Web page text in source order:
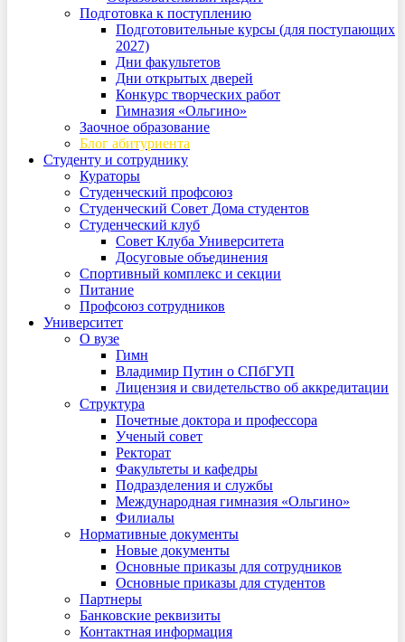
Подготовка к поступлению
Подготовительные курсы (для поступающих
2027)
Дни факультетов
Дни открытых дверей
Конкурс творческих работ
Гимназия «Ольгино»
Заочное образование
Блог абитуриента
Студенту и сотруднику
Кураторы
Студенческий профсоюз
Студенческий Совет Дома студентов
Студенческий клуб
Совет Клуба Университета
Досуговые объединения
Спортивный комплекс и секции
Питание
Профсоюз сотрудников
Университет
О вузе
Гимн
Владимир Путин о СПбГУП
Лицензия и свидетельство об аккредитации
Структура
Почетные доктора и профессора
Ученый совет
Ректорат
Факультеты и кафедры
Подразделения и службы
Международная гимназия «Ольгино»
Филиалы
Нормативные документы
Новые документы
Основные приказы для сотрудников
Основные приказы для студентов
Партнеры
Банковские реквизиты
Контактная информация